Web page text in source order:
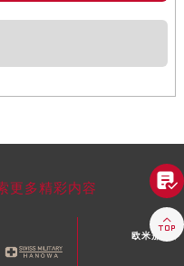
更多精彩内容
欧米茄文章

